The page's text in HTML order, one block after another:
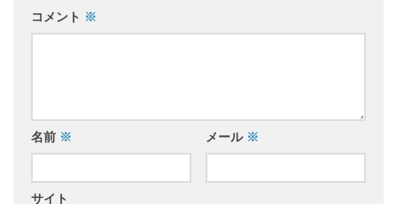
コメント ※
名前 ※ メール ※
サイト